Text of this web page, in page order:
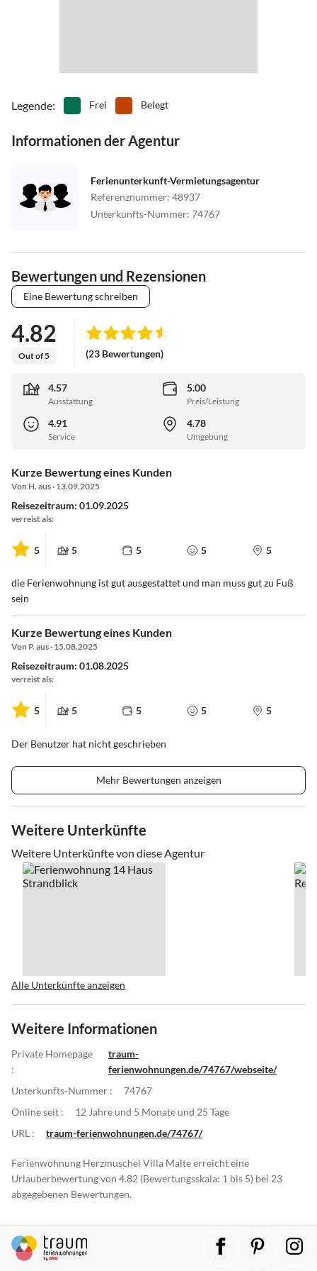
Legende: Frei Belegt
Informationen der Agentur
Ferienunterkunft-Vermietungsagentur
Referenznummer: 48937
Unterkunfts-Nummer: 74767
Bewertungen und Rezensionen
Eine Bewertung schreiben
4.82
Out of 5 (23 Bewertungen)
4.57
Ausstattung
5.00
Preis/Leistung
4.91
Service
4.78
Umgebung
Kurze Bewertung eines Kunden
Von H. aus · 13.09.2025
Reisezeitraum: 01.09.2025
verreist als:
5 5 5 5 5
die Ferienwohnung ist gut ausgestattet und man muss gut zu Fuß
sein
Kurze Bewertung eines Kunden
Von P. aus · 15.08.2025
Reisezeitraum: 01.08.2025
verreist als:
5 5 5 5 5
Der Benutzer hat nicht geschrieben
Mehr Bewertungen anzeigen
Weitere Unterkünfte
Weitere Unterkünfte von diese Agentur
Alle Unterkünfte anzeigen
Weitere Informationen
Private Homepage
:
traum-
ferienwohnungen.de/74767/webseite/
Unterkunfts-Nummer :
74767
Online seit :
12 Jahre und 5 Monate und 25 Tage
URL :
traum-ferienwohnungen.de/74767/
Ferienwohnung Herzmuschel Villa Malte erreicht eine
Urlauberbewertung von 4.82 (Bewertungsskala: 1 bis 5) bei 23
abgegebenen Bewertungen.